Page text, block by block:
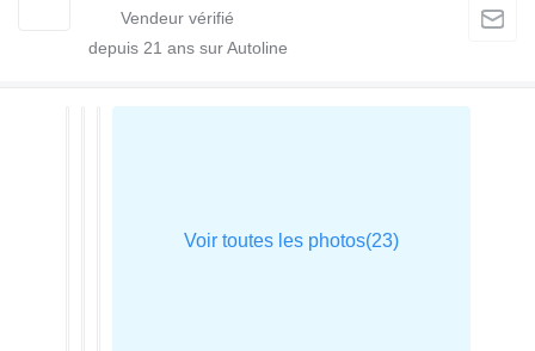
depuis 21 ans sur Autoline